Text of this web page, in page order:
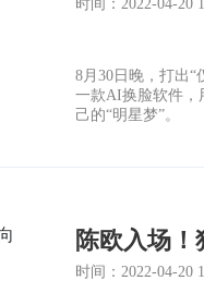
时间：2022-04-20
8月30日晚，打出
一款AI换脸软件，
己的“明星梦”。
陈欧入场
时间：2022-04-20